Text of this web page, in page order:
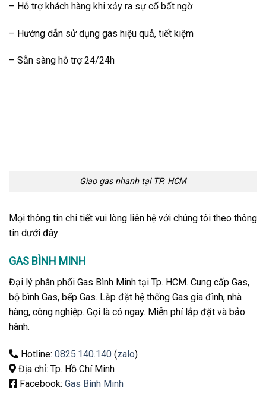
– Hỗ trợ khách hàng khi xảy ra sự cố bất ngờ
– Hướng dẫn sử dụng gas hiệu quả, tiết kiệm
– Sẵn sàng hỗ trợ 24/24h
Giao gas nhanh tại TP. HCM
Mọi thông tin chi tiết vui lòng liên hệ với chúng tôi theo thông
tin dưới đây:
GAS BÌNH MINH
Đại lý phân phối Gas Bình Minh tại Tp. HCM. Cung cấp Gas,
bộ bình Gas, bếp Gas. Lắp đặt hệ thống Gas gia đình, nhà
hàng, công nghiệp. Gọi là có ngay. Miễn phí lắp đặt và bảo
hành.
Hotline: 0825.140.140 (zalo)
Địa chỉ: Tp. Hồ Chí Minh
Facebook: Gas Bình Minh